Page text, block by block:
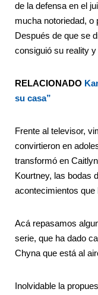
de la defensa en el
mucha notoriedad, o
Después de que se
consiguió su reality
RELACIONADO
su casa”
Frente al televisor,
convirtieron en
transformó en
Kourtney, las bodas
acontecimientos
Acá repasamos
serie, que ha dado
Chyna que está al
Inolvidable la